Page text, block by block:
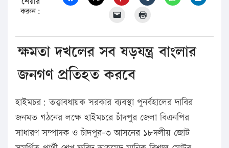
করুন:
ক্ষমতা দখলের সব ষড়যন্ত্র বাংলার
জনগণ প্রতিহত করবে
হাইমচর: তত্ত্বাবধায়ক সরকার ব্যবস্থা পুনর্বহালের দাবির
জনমত গঠনের লক্ষে হাইমচরে চাঁদপুর জেলা বিএনপির
সাধারণ সম্পাদক ও চাঁদপুর-৩ আসনের ১৮দলীয় জোট